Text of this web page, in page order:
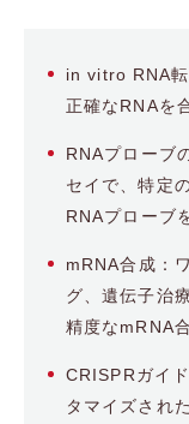
in vitro RNA転
正確なRNAを
RNAプローブ
セイで、特定
RNAプローブ
mRNA合成：
グ、遺伝子治
精度なmRNA
CRISPRガイ
タマイズされ